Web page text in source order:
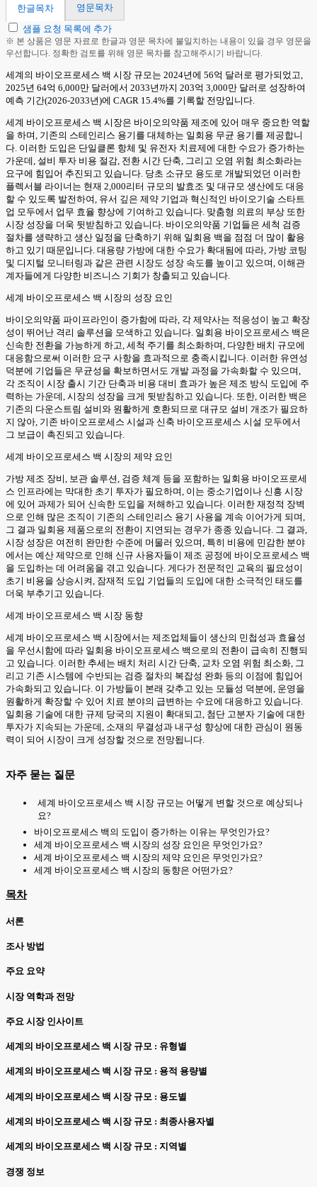
한글목차
영문목차
샘플 요청 목록에 추가
※ 본 상품은 영문 자료로 한글과 영문 목차에 불일치하는 내용이 있을 경우 영문을
우선합니다. 정확한 검토를 위해 영문 목차를 참고해주시기 바랍니다.
세계의 바이오프로세스 백 시장 규모는 2024년에 56억 달러로 평가되었고,
2025년 64억 6,000만 달러에서 2033년까지 203억 3,000만 달러로 성장하여
예측 기간(2026-2033년)에 CAGR 15.4%를 기록할 전망입니다.
세계 바이오프로세스 백 시장은 바이오의약품 제조에 있어 매우 중요한 역할
을 하며, 기존의 스테인리스 용기를 대체하는 일회용 무균 용기를 제공합니
다. 이러한 도입은 단일클론 항체 및 유전자 치료제에 대한 수요가 증가하는
가운데, 설비 투자 비용 절감, 전환 시간 단축, 그리고 오염 위험 최소화라는
요구에 힘입어 추진되고 있습니다. 당초 소규모 용도로 개발되었던 이러한
플렉서블 라이너는 현재 2,000리터 규모의 발효조 및 대규모 생산에도 대응
할 수 있도록 발전하여, 유서 깊은 제약 기업과 혁신적인 바이오기술 스타트
업 모두에서 업무 효율 향상에 기여하고 있습니다. 맞춤형 의료의 부상 또한
시장 성장을 더욱 뒷받침하고 있습니다. 바이오의약품 기업들은 세척 검증
절차를 생략하고 생산 일정을 단축하기 위해 일회용 백을 점점 더 많이 활용
하고 있기 때문입니다. 대용량 가방에 대한 수요가 확대됨에 따라, 가방 코팅
및 디지털 모니터링과 같은 관련 시장도 성장 속도를 높이고 있으며, 이해관
계자들에게 다양한 비즈니스 기회가 창출되고 있습니다.
세계 바이오프로세스 백 시장의 성장 요인
바이오의약품 파이프라인이 증가함에 따라, 각 제약사는 적응성이 높고 확장
성이 뛰어난 격리 솔루션을 모색하고 있습니다. 일회용 바이오프로세스 백은
신속한 전환을 가능하게 하고, 세척 주기를 최소화하며, 다양한 배치 규모에
대응함으로써 이러한 요구 사항을 효과적으로 충족시킵니다. 이러한 유연성
덕분에 기업들은 무균성을 확보하면서도 개발 과정을 가속화할 수 있으며,
각 조직이 시장 출시 기간 단축과 비용 대비 효과가 높은 제조 방식 도입에 주
력하는 가운데, 시장의 성장을 크게 뒷받침하고 있습니다. 또한, 이러한 백은
기존의 다운스트림 설비와 원활하게 호환되므로 대규모 설비 개조가 필요하
지 않아, 기존 바이오프로세스 시설과 신축 바이오프로세스 시설 모두에서
그 보급이 촉진되고 있습니다.
세계 바이오프로세스 백 시장의 제약 요인
가방 제조 장비, 보관 솔루션, 검증 체계 등을 포함하는 일회용 바이오프로세
스 인프라에는 막대한 초기 투자가 필요하며, 이는 중소기업이나 신흥 시장
에 있어 과제가 되어 신속한 도입을 저해하고 있습니다. 이러한 재정적 장벽
으로 인해 많은 조직이 기존의 스테인리스 용기 사용을 계속 이어가게 되며,
그 결과 일회용 제품으로의 전환이 지연되는 경우가 종종 있습니다. 그 결과,
시장 성장은 여전히 완만한 수준에 머물러 있으며, 특히 비용에 민감한 분야
에서는 예산 제약으로 인해 신규 사용자들이 제조 공정에 바이오프로세스 백
을 도입하는 데 어려움을 겪고 있습니다. 게다가 전문적인 교육의 필요성이
초기 비용을 상승시켜, 잠재적 도입 기업들의 도입에 대한 소극적인 태도를
더욱 부추기고 있습니다.
세계 바이오프로세스 백 시장 동향
세계 바이오프로세스 백 시장에서는 제조업체들이 생산의 민첩성과 효율성
을 우선시함에 따라 일회용 바이오프로세스 백으로의 전환이 급속히 진행되
고 있습니다. 이러한 추세는 배치 처리 시간 단축, 교차 오염 위험 최소화, 그
리고 기존 시스템에 수반되는 검증 절차의 복잡성 완화 등의 이점에 힘입어
가속화되고 있습니다. 이 가방들이 본래 갖추고 있는 모듈성 덕분에, 운영을
원활하게 확장할 수 있어 치료 분야의 급변하는 수요에 대응하고 있습니다.
일회용 기술에 대한 규제 당국의 지원이 확대되고, 첨단 고분자 기술에 대한
투자가 지속되는 가운데, 소재의 무결성과 내구성 향상에 대한 관심이 원동
력이 되어 시장이 크게 성장할 것으로 전망됩니다.
자주 묻는 질문
세계 바이오프로세스 백 시장 규모는 어떻게 변할 것으로 예상되나
요?
바이오프로세스 백의 도입이 증가하는 이유는 무엇인가요?
세계 바이오프로세스 백 시장의 성장 요인은 무엇인가요?
세계 바이오프로세스 백 시장의 제약 요인은 무엇인가요?
세계 바이오프로세스 백 시장의 동향은 어떤가요?
목차
서론
조사 방법
주요 요약
시장 역학과 전망
주요 시장 인사이트
세계의 바이오프로세스 백 시장 규모 : 유형별
세계의 바이오프로세스 백 시장 규모 : 용적 용량별
세계의 바이오프로세스 백 시장 규모 : 용도별
세계의 바이오프로세스 백 시장 규모 : 최종사용자별
세계의 바이오프로세스 백 시장 규모 : 지역별
경쟁 정보